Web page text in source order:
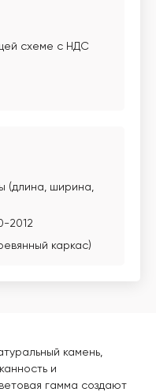
схеме с НДС
(длина, ширина,
2012
каркас)
камень,
и
гамма создают